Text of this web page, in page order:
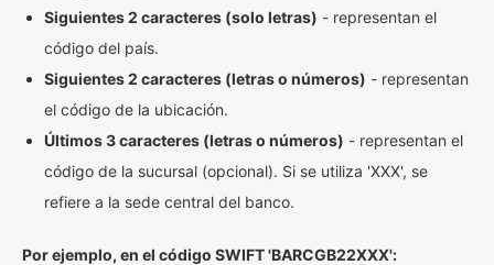
Siguientes 2 caracteres (solo letras) - representan el
código del país.
Siguientes 2 caracteres (letras o números) - representan
el código de la ubicación.
Últimos 3 caracteres (letras o números) - representan el
código de la sucursal (opcional). Si se utiliza 'XXX', se
refiere a la sede central del banco.
Por ejemplo, en el código SWIFT 'BARCGB22XXX':